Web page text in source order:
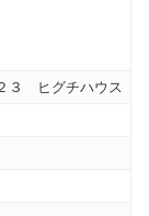
３ ヒグチハウス